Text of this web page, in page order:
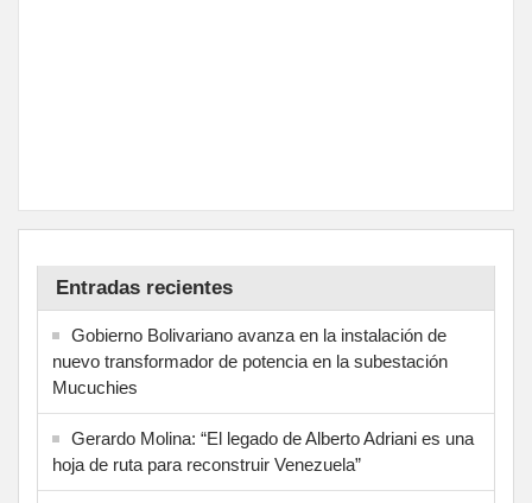
Entradas recientes
Gobierno Bolivariano avanza en la instalación de
nuevo transformador de potencia en la subestación
Mucuchies
Gerardo Molina: “El legado de Alberto Adriani es una
hoja de ruta para reconstruir Venezuela”